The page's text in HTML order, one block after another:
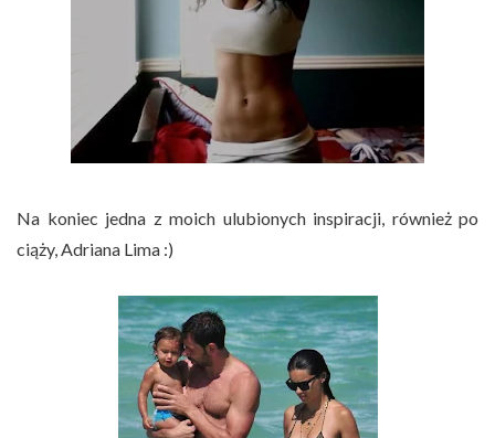
Na koniec jedna z moich ulubionych inspiracji, również po
ciąży, Adriana Lima :)